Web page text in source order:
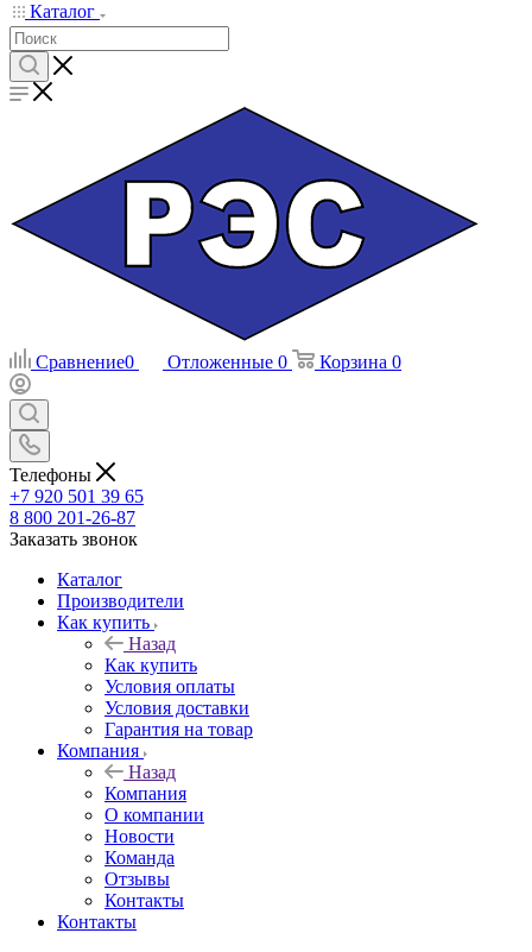
Каталог
Сравнение0 Отложенные 0 Корзина 0
Телефоны
+7 920 501 39 65
8 800 201-26-87
Заказать звонок
Каталог
Производители
Как купить
Назад
Как купить
Условия оплаты
Условия доставки
Гарантия на товар
Компания
Назад
Компания
О компании
Новости
Команда
Отзывы
Контакты
Контакты